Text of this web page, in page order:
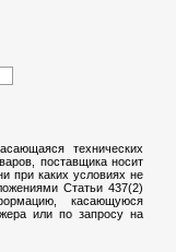
технических
поставщика носит
при каких условиях не
Статьи 437(2)
касающуюся
или по запросу на